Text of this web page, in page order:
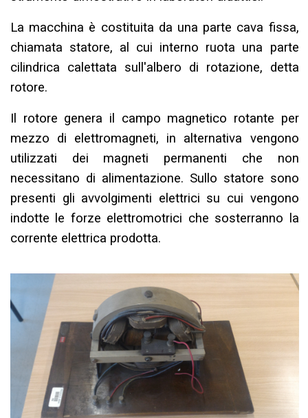
La macchina è costituita da una parte cava fissa,
chiamata statore, al cui interno ruota una parte
cilindrica calettata sull'albero di rotazione, detta
rotore.
Il rotore genera il campo magnetico rotante per
mezzo di elettromagneti, in alternativa vengono
utilizzati dei magneti permanenti che non
necessitano di alimentazione. Sullo statore sono
presenti gli avvolgimenti elettrici su cui vengono
indotte le forze elettromotrici che sosterranno la
corrente elettrica prodotta.